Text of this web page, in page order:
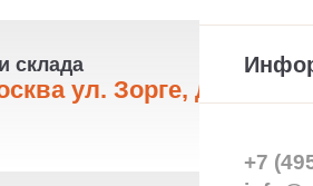
склада
ул. Зорге, д. 15,
+7